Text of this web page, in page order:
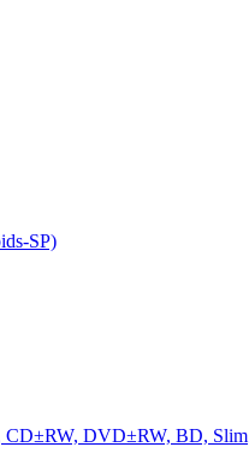
SP)
DVD±RW, BD, Slim